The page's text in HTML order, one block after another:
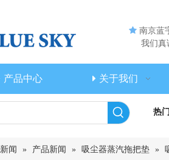
 南京蓝
我们真
产品中心 关于我们
热
新闻 » 产品新闻 » 吸尘器蒸汽拖把垫 »